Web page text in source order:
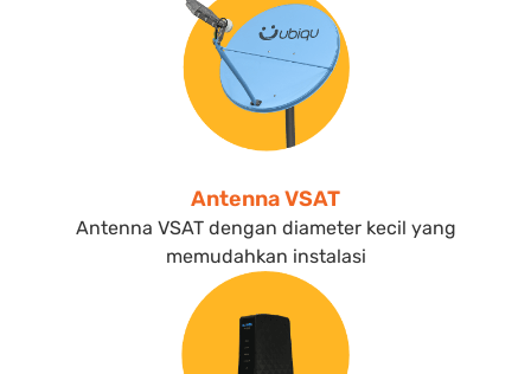
Antenna VSAT
Antenna VSAT dengan diameter kecil yang
memudahkan instalasi